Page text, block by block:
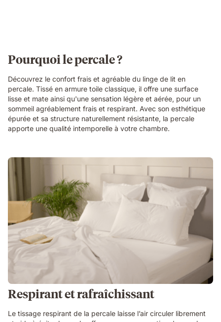
Pourquoi le percale ?
Découvrez le confort frais et agréable du linge de lit en
percale. Tissé en armure toile classique, il offre une surface
lisse et mate ainsi qu'une sensation légère et aérée, pour un
sommeil agréablement frais et respirant. Avec son esthétique
épurée et sa structure naturellement résistante, la percale
apporte une qualité intemporelle à votre chambre.
Respirant et rafraîchissant
Le tissage respirant de la percale laisse l’air circuler librement